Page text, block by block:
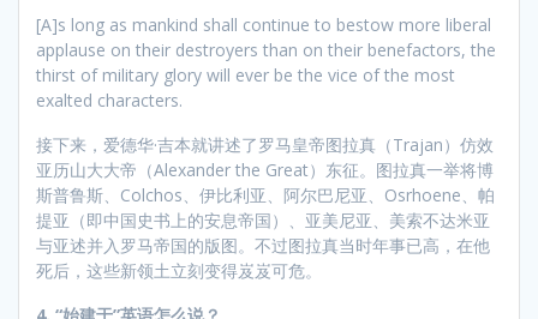
[A]s long as mankind shall continue to bestow more liberal
applause on their destroyers than on their benefactors, the
thirst of military glory will ever be the vice of the most
exalted characters.
接下来，爱德华·吉本就讲述了罗马皇帝图拉真（Trajan）仿效
亚历山大大帝（Alexander the Great）东征。图拉真一举将博
斯普鲁斯、Colchos、伊比利亚、阿尔巴尼亚、Osrhoene、帕
提亚（即中国史书上的安息帝国）、亚美尼亚、美索不达米亚
与亚述并入罗马帝国的版图。不过图拉真当时年事已高，在他
死后，这些新领土立刻变得岌岌可危。